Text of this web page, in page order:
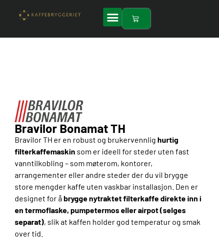
innholdet
Handlekurv
Bravilor Bonamat TH
Bravilor TH er en robust og brukervennlig hurtig
filterkaffemaskin som er ideell for steder uten fast
vanntilkobling – som møterom, kontorer,
arrangementer eller andre steder der du vil brygge
store mengder kaffe uten vaskbar installasjon. Den er
designet for åbrygge nytraktet filterkaffe direkte inn i
en termoflaske, pumpetermos eller airpot (selges
separat), slik at kaffen holder god temperatur og smak
over tid.